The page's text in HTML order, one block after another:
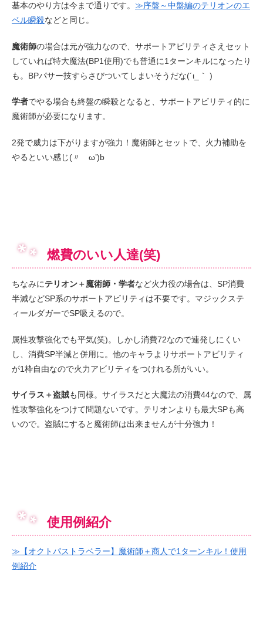
基本のやり方は今まで通りです。 ≫序盤～中盤編のテリオンのエ
ベル瞬殺などと同じ。
魔術師の場合は元が強力なので、サポートアビリティさえセット
していれば特大魔法(BP1使用)でも普通に1ターンキルになったり
も。BPパサー技すらさびついてしまいそうだな(´ι_｀ )
学者でやる場合も終盤の瞬殺となると、サポートアビリティ的に
魔術師が必要になります。
2発で威力は下がりますが強力！魔術師とセットで、火力補助を
やるといい感じ(〃ゝω’)b
燃費のいい人達(笑)
ちなみにテリオン＋魔術師・学者など火力役の場合は、SP消費
半減などSP系のサポートアビリティは不要です。マジックステ
ィールダガーでSP吸えるので。
属性攻撃強化でも平気(笑)。しかし消費72なので連発しにくい
し、消費SP半減と併用に。他のキャラよりサポートアビリティ
が1枠自由なので火力アビリティをつけれる所がいい。
サイラス＋盗賊も同様。サイラスだと大魔法の消費44なので、属
性攻撃強化をつけて問題ないです。テリオンよりも最大SPも高
いので。盗賊にすると魔術師は出来ませんが十分強力！
使用例紹介
≫【オクトパストラベラー】魔術師＋商人で1ターンキル！使用
例紹介